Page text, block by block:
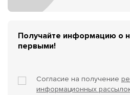
Получайте информацию о
первыми!
Согласие на получение
информационных